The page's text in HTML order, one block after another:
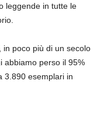
leggende in tutte le
poco più di un secolo
abbiamo perso il 95%
3.890 esemplari in